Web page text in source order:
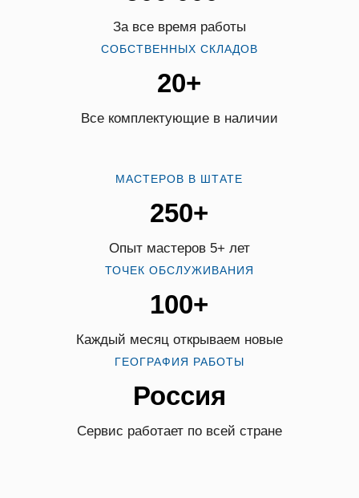
За все время работы
СОБСТВЕННЫХ СКЛАДОВ
20+
Все комплектующие в наличии
МАСТЕРОВ В ШТАТЕ
250+
Опыт мастеров 5+ лет
ТОЧЕК ОБСЛУЖИВАНИЯ
100+
Каждый месяц открываем новые
ГЕОГРАФИЯ РАБОТЫ
Россия
Сервис работает по всей стране